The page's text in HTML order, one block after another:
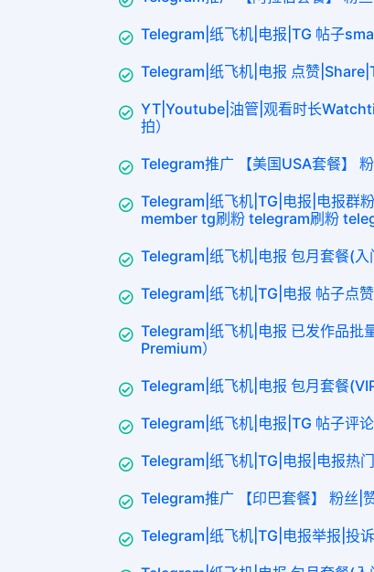
Telegram|纸飞机|电报|TG 帖子
Telegram|纸飞机|电报 点赞
YT|Youtube|油管|观看时长
拍）
Telegram推广 【美国USA套餐】
Telegram|纸飞机|TG|电报|电报群
member tg刷粉 telegram刷粉
Telegram|纸飞机|电报 包月套餐(入
Telegram|纸飞机|TG|电报 帖子点
Telegram|纸飞机|电报 已发作品批
Premium）
Telegram|纸飞机|电报 包月套餐
Telegram|纸飞机|电报|TG 帖子评
Telegram|纸飞机|TG|电报|电报热
Telegram推广 【印巴套餐】 粉丝|
Telegram|纸飞机|TG|电报举报|投